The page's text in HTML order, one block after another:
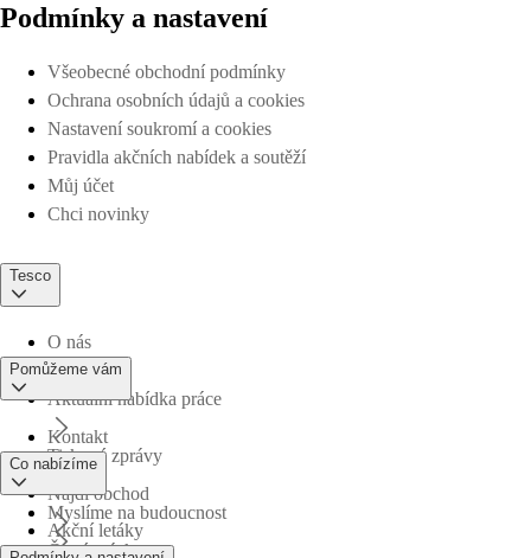
Podmínky a nastavení
Všeobecné obchodní podmínky
Ochrana osobních údajů a cookies
Nastavení soukromí a cookies
Pravidla akčních nabídek a soutěží
Můj účet
Chci novinky
Tesco
O nás
Aktuální nabídka práce
Tiskové zprávy
Myslíme na budoucnost
Pomůžeme vám
Kontakt
Najdi obchod
Časté otázky
Co nabízíme
Akční letáky